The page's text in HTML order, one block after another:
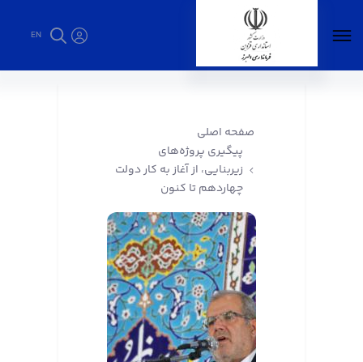
EN
صفحه اصلی
پیگیری پروژه‌های
زیربنایی، از آغاز به کار دولت
چهاردهم تا کنون